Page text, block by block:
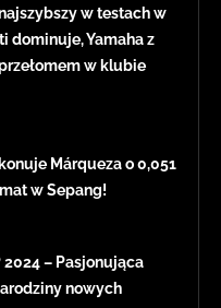
w testach w
dominuje, Yamaha z
w klubie
Márqueza o 0,051
w Sepang!
2024 – Pasjonująca
nowych